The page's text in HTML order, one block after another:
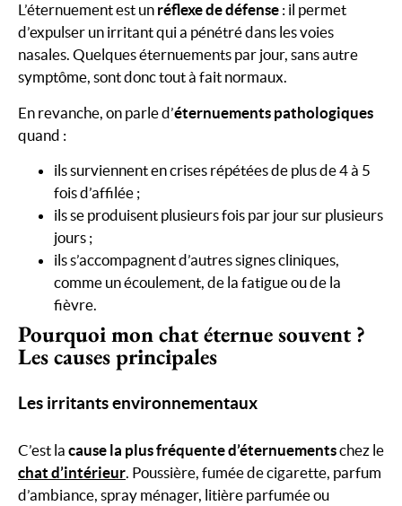
L’éternuement est un réflexe de défense : il permet
d’expulser un irritant qui a pénétré dans les voies
nasales. Quelques éternuements par jour, sans autre
symptôme, sont donc tout à fait normaux.
En revanche, on parle d’éternuements pathologiques
quand :
ils surviennent en crises répétées de plus de 4 à 5
fois d’affilée ;
ils se produisent plusieurs fois par jour sur plusieurs
jours ;
ils s’accompagnent d’autres signes cliniques,
comme un écoulement, de la fatigue ou de la
fièvre.
Pourquoi mon chat éternue souvent ?
Les causes principales
Les irritants environnementaux
C’est la cause la plus fréquente d’éternuementschez le
chat d’intérieur. Poussière, fumée de cigarette, parfum
d’ambiance, spray ménager, litière parfumée ou